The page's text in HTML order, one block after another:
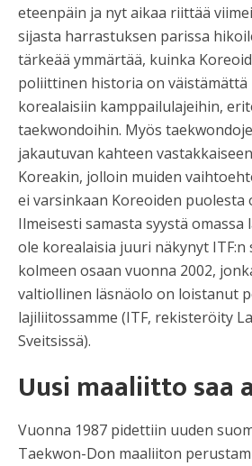
eteenpäin ja nyt aikaa riittää
sijasta harrastuksen parissa
tärkeää ymmärtää, kuinka
poliittinen historia on
korealaisiin kamppailulajeihin,
taekwondoihin. Myös
jakautuvan kahteen
Koreakin, jolloin muiden
ei varsinkaan Koreoiden
Ilmeisesti samasta syystä omassa
ole korealaisia juuri näkynyt
kolmeen osaan vuonna 2002,
valtiollinen läsnäolo on loistanut
lajiliitossamme (ITF, rekisteröity
Sveitsissä).
Uusi maaliitto saa
Vuonna 1987 pidettiin uuden
Taekwon-Don maaliiton